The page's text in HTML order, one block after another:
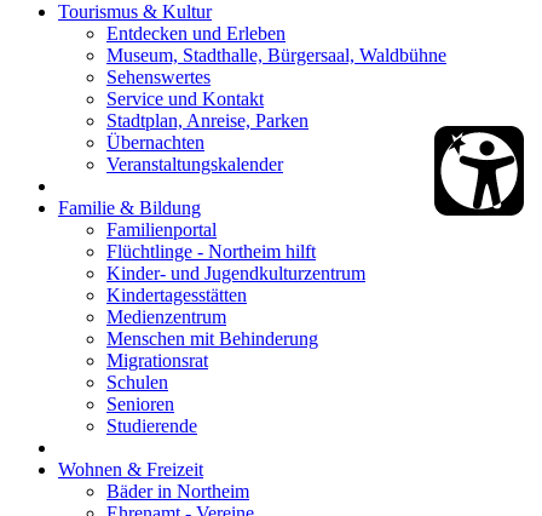
Tourismus & Kultur
Entdecken und Erleben
Museum, Stadthalle, Bürgersaal, Waldbühne
Sehenswertes
Service und Kontakt
Stadtplan, Anreise, Parken
Übernachten
Veranstaltungskalender
Familie & Bildung
Familienportal
Flüchtlinge - Northeim hilft
Kinder- und Jugendkulturzentrum
Kindertagesstätten
Medienzentrum
Menschen mit Behinderung
Migrationsrat
Schulen
Senioren
Studierende
Wohnen & Freizeit
Bäder in Northeim